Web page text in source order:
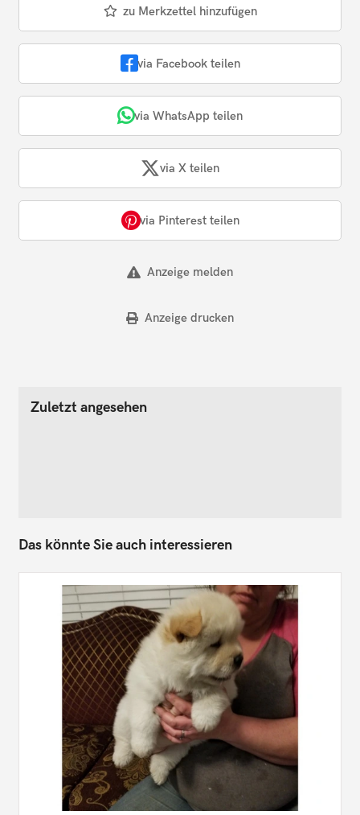
zu Merkzettel hinzufügen
via Facebook teilen
via WhatsApp teilen
via X teilen
via Pinterest teilen
Anzeige melden
Anzeige drucken
Zuletzt angesehen
Das könnte Sie auch interessieren